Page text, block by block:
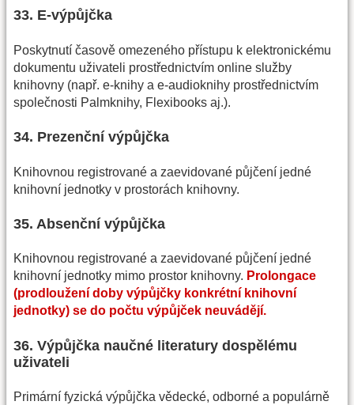
33. E-výpůjčka
Poskytnutí časově omezeného přístupu k elektronickému
dokumentu uživateli prostřednictvím online služby
knihovny (např. e-knihy a e-audioknihy prostřednictvím
společnosti Palmknihy, Flexibooks aj.).
34. Prezenční výpůjčka
Knihovnou registrované a zaevidované půjčení jedné
knihovní jednotky v prostorách knihovny.
35. Absenční výpůjčka
Knihovnou registrované a zaevidované půjčení jedné
knihovní jednotky mimo prostor knihovny. Prolongace
(prodloužení doby výpůjčky konkrétní knihovní
jednotky) se do počtu výpůjček neuvádějí.
36. Výpůjčka naučné literatury dospělému
uživateli
Primární fyzická výpůjčka vědecké, odborné a populárně